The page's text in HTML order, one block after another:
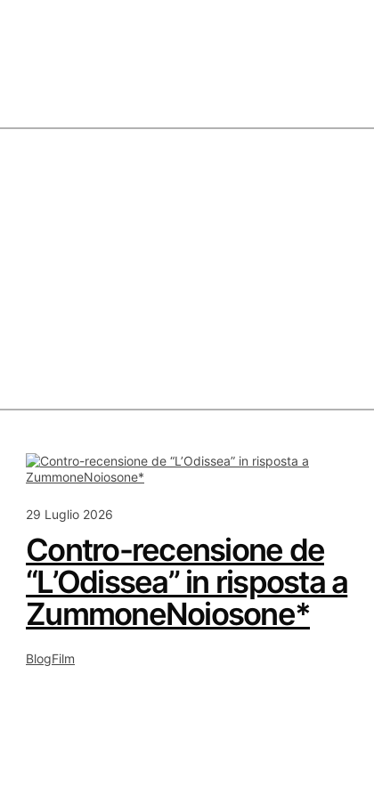
29 Luglio 2026
Contro-recensione de
“L’Odissea” in risposta a
ZummoneNoiosone*
BlogFilm